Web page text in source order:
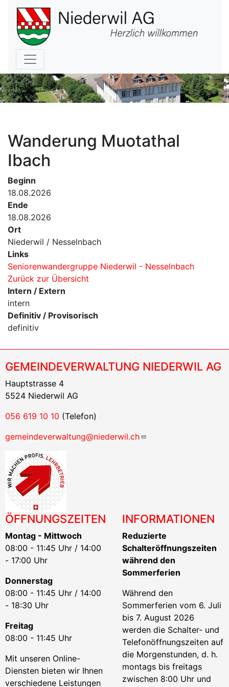
Hauptnavigation
Wanderung Muotathal
Ibach
Beginn
18.08.2026
Ende
18.08.2026
Ort
Niederwil / Nesselnbach
Links
Seniorenwandergruppe Niederwil - Nesselnbach
Zurück zur Übersicht
Intern / Extern
intern
Definitiv / Provisorisch
definitiv
GEMEINDEVERWALTUNG NIEDERWIL AG
Hauptstrasse 4
5524 Niederwil AG
056 619 10 10 (Telefon)
gemeindeverwaltung@niederwil.ch
ÖFFNUNGSZEITEN
Montag - Mittwoch
08:00 - 11:45 Uhr / 14:00
- 17:00 Uhr
Donnerstag
08:00 - 11:45 Uhr / 14:00
- 18:30 Uhr
Freitag
08:00 - 11:45 Uhr
Mit unseren Online-
Diensten bieten wir Ihnen
verschiedene Leistungen
INFORMATIONEN
Reduzierte
Schalteröffnungszeiten
während den
Sommerferien
Während den
Sommerferien vom 6. Juli
bis 7. August 2026
werden die Schalter- und
Telefonöffnungszeiten auf
die Morgenstunden, d. h.
montags bis freitags
zwischen 8:00 Uhr und